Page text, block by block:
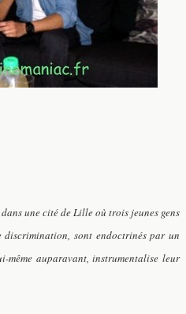
une cité de Lille où trois jeunes gens
discrimination, sont endoctrinés par un
auparavant, instrumentalise leur